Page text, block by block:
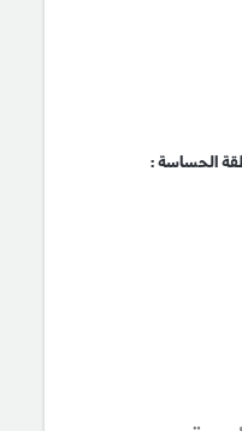
الحساسة :